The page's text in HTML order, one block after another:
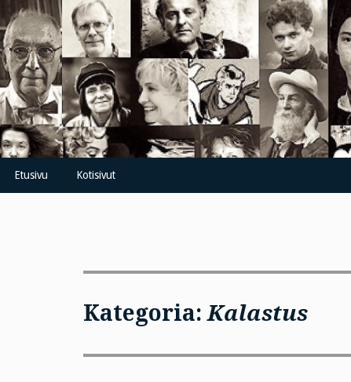
Skip
to
content
Etusivu Kotisivut
Kategoria:Kalastus